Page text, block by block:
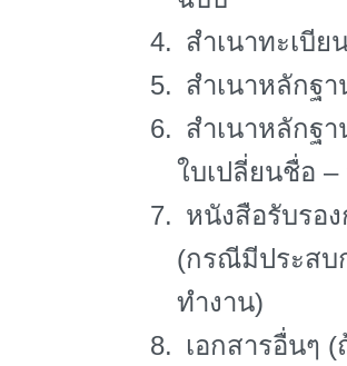
4. สำเนาทะเบีย
5. สำเนาหลักฐา
6. สำเนาหลักฐ
ใบเปลี่ยนชื่อ
7. หนังสือรับรอ
(กรณีมีประส
ทำงาน)
8. เอกสารอื่นๆ